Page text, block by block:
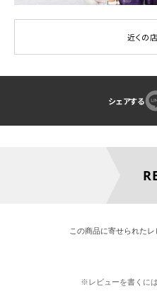
近くの
シェアする
この商品に寄せられたレ
※レビューを書くには